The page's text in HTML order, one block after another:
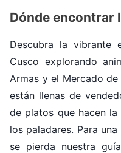
Dónde encontrar
Descubra la vibrante
Cusco explorando
Armas y el Mercado
están llenas de
de platos que hacen
los paladares. Para
se pierda nuestra